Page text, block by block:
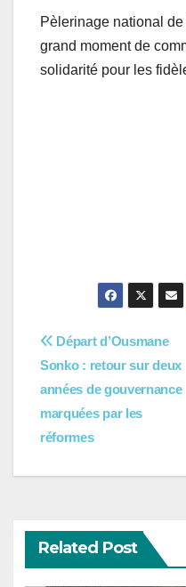
Pèlerinage national
grand moment de
solidarité pour les
Navigation
de
l’article
Départ d’Ousmane
Sonko : retour sur deux
années de gouvernance
marquées par les
réformes
Related Post